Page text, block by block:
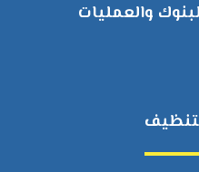
والعمليات